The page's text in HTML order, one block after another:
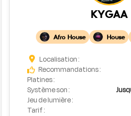
ma
demande
Simulateur
de prix
KYGAA
Afro House House
Localisation :
Recommandations :
Platines :
Système son :
Jeu de lumière :
Tarif :